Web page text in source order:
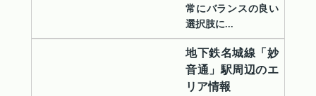
常にバランスの良い
選択肢に...
地下鉄名城線「妙
音通」駅周辺のエ
リア情報